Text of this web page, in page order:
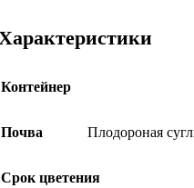
Контейнер
Почва Плодороная
Срок цветения